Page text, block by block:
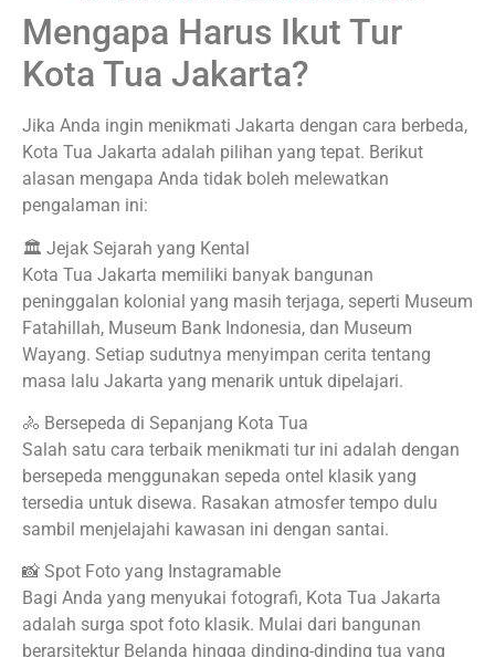
Mengapa Harus Ikut Tur
Kota Tua Jakarta?
Jika Anda ingin menikmati Jakarta dengan cara berbeda,
Kota Tua Jakarta adalah pilihan yang tepat. Berikut
alasan mengapa Anda tidak boleh melewatkan
pengalaman ini:
🏛 Jejak Sejarah yang Kental
Kota Tua Jakarta memiliki banyak bangunan
peninggalan kolonial yang masih terjaga, seperti Museum
Fatahillah, Museum Bank Indonesia, dan Museum
Wayang. Setiap sudutnya menyimpan cerita tentang
masa lalu Jakarta yang menarik untuk dipelajari.
🚴 Bersepeda di Sepanjang Kota Tua
Salah satu cara terbaik menikmati tur ini adalah dengan
bersepeda menggunakan sepeda ontel klasik yang
tersedia untuk disewa. Rasakan atmosfer tempo dulu
sambil menjelajahi kawasan ini dengan santai.
📸 Spot Foto yang Instagramable
Bagi Anda yang menyukai fotografi, Kota Tua Jakarta
adalah surga spot foto klasik. Mulai dari bangunan
berarsitektur Belanda hingga dinding-dinding tua yang